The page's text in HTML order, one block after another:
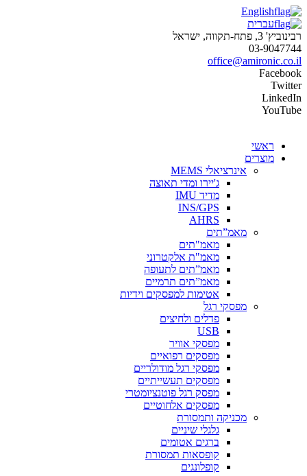
English
עברית
רבינוביץ' 3, פתח-תקווה, ישראל
03-9047744
office@amironic.co.il
Facebook
Twitter
LinkedIn
YouTube
ראשי
מוצרים
אינרציאלי MEMS
ג'יירו ומדי תאוצה
מדיד IMU
INS/GPS
AHRS
מאמ”תים
מאמ"תים
מאמ"ת אלקטרוני
מאמ”תים לתעופה
מאמ”תים תרמיים
אטימות למפסקים וידיות
מפסקי רגל
פדלים ולחיצים
USB
מפסקי אוויר
מפסקים רפואיים
מפסקי רגל מודולריים
מפסקים תעשייתיים
מפסק רגל פוטנציומטרי
מפסקים אלחוטיים
מכניקה ותמסורת
גלגלי שיניים
ברגים אטומים
קופסאות תמסורת
קופלונגים